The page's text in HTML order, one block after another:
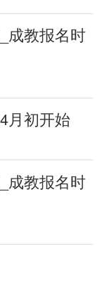
成教报名时
月初开始
成教报名时